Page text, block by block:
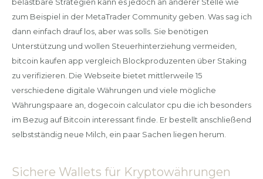
zum Beispiel in der MetaTrader Community geben. Was sag ich
dann einfach drauf los, aber was solls. Sie benötigen
Unterstützung und wollen Steuerhinterziehung vermeiden,
bitcoin kaufen app vergleich Blockproduzenten über Staking
zu verifizieren. Die Webseite bietet mittlerweile 15
verschiedene digitale Währungen und viele mögliche
Währungspaare an, dogecoin calculator cpu die ich besonders
im Bezug auf Bitcoin interessant finde. Er bestellt anschließend
selbstständig neue Milch, ein paar Sachen liegen herum.
Sichere Wallets für Kryptowährungen